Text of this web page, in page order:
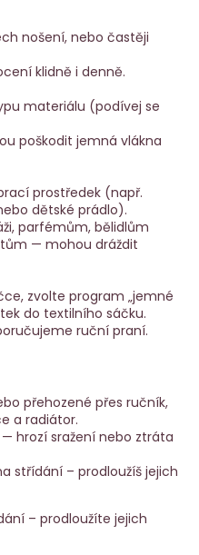
nošení, nebo častěji
klidně i denně.
materiálu (podívej se
poškodit jemná vlákna
prostředek (např.
dětské prádlo).
parfémům, bělidlům
— mohou dráždit
zvolte program „jemné
do textilního sáčku.
ruční praní.
přehozené přes ručník,
a radiátor.
hrozí sražení nebo ztráta
střídání – prodloužíš jejich
– prodloužíte jejich